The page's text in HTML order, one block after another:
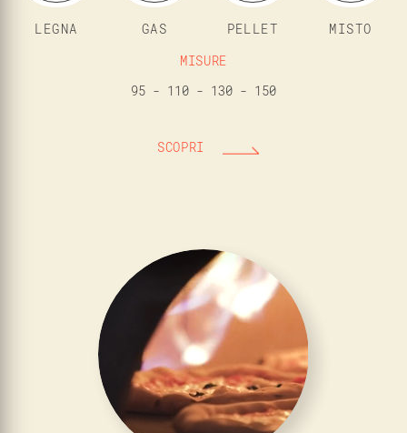
LEGNA GAS PELLET
MISTO
MISURE
95 - 110 - 130 - 150
SCOPRI